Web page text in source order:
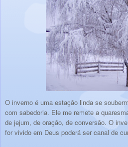
O inverno é uma estação linda se
com sabedoria. Ele me remete a
de jejum, de oração, de conversão. O
for vivido em Deus poderá ser canal de